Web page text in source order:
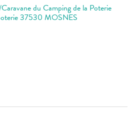
du Camping de la Poterie
37530 MOSNES